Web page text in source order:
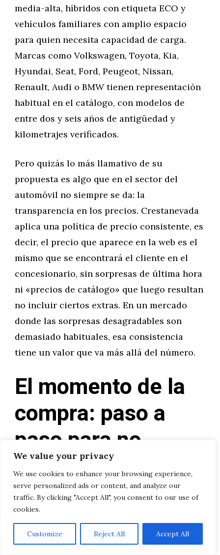
We value your privacy
We use cookies to enhance your browsing experience,
serve personalized ads or content, and analyze our
traffic. By clicking "Accept All", you consent to our use of
cookies.
Customize Reject All Accept All
media-alta, híbridos con etiqueta ECO y
vehículos familiares con amplio espacio
para quien necesita capacidad de carga.
Marcas como Volkswagen, Toyota, Kia,
Hyundai, Seat, Ford, Peugeot, Nissan,
Renault, Audi o BMW tienen representación
habitual en el catálogo, con modelos de
entre dos y seis años de antigüedad y
kilometrajes verificados.
Pero quizás lo más llamativo de su
propuesta es algo que en el sector del
automóvil no siempre se da: la
transparencia en los precios. Crestanevada
aplica una política de precio consistente, es
decir, el precio que aparece en la web es el
mismo que se encontrará el cliente en el
concesionario, sin sorpresas de última hora
ni «precios de catálogo» que luego resultan
no incluir ciertos extras. En un mercado
donde las sorpresas desagradables son
demasiado habituales, esa consistencia
tiene un valor que va más allá del número.
El momento de la
compra: paso a
paso para no
perder el norte
Imaginemos que has decidido dar el paso.
¿Cuál es el proceso lógico para hacer una
buena compra de segunda mano en Ávila sin
cometer errores?